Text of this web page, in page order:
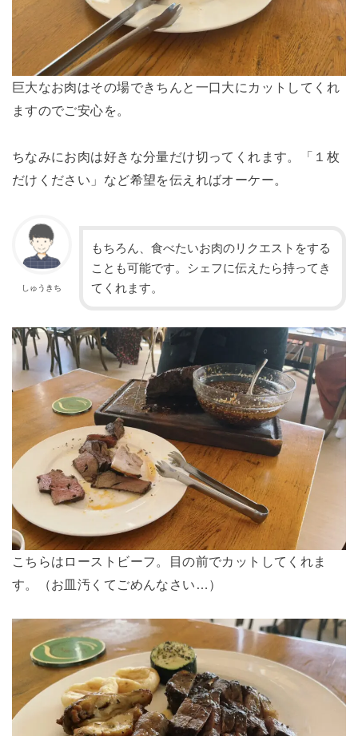
巨大なお肉はその場できちんと一口大にカットしてくれ
ますのでご安心を。
ちなみにお肉は好きな分量だけ切ってくれます。「１枚
だけください」など希望を伝えればオーケー。
しゅうきち
もちろん、食べたいお肉のリクエストをする
ことも可能です。シェフに伝えたら持ってき
てくれます。
こちらはローストビーフ。目の前でカットしてくれま
す。（お皿汚くてごめんなさい…）